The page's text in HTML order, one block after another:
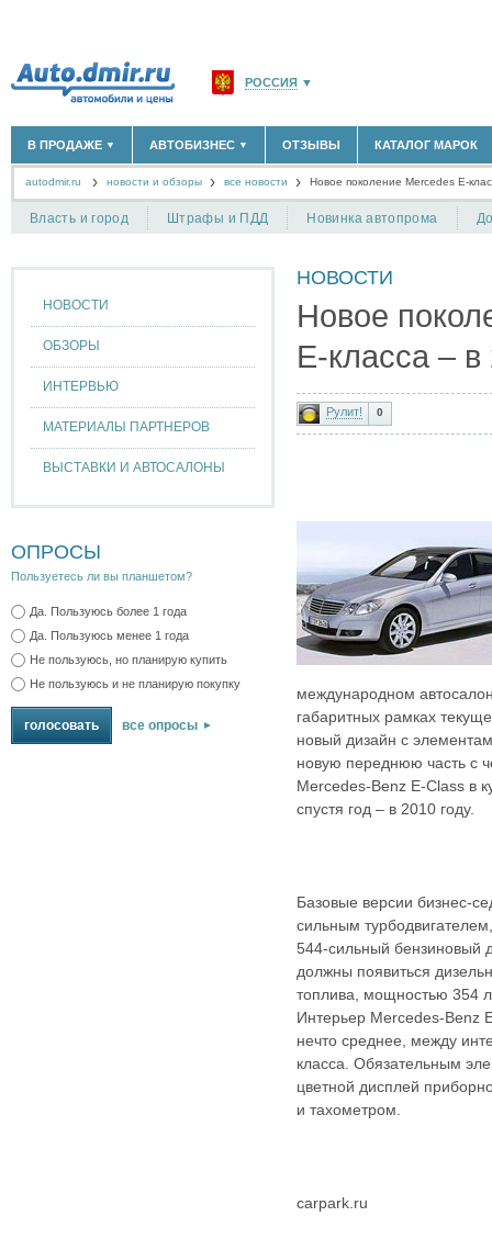
РОССИЯ ▼
САНКТ-ПЕТЕРБУРГ И ОБЛАСТЬ(14298)
КРАСНОДАРСКИЙ КРАЙ(5619)
КРЫМ РЕСПУБЛИКА(412)
В ПРОДАЖЕ ▼
НОВЫЕ АВТОМОБИЛИ(30122)
АВТОМОБИЛИ С ПРОБЕГОМ
АВТОБИЗНЕС ▼
ОФИЦИАЛЬНЫЕ ДИЛЕРЫ(1347)
ТАКСИ(278)
+ ДОБАВИТЬ КОМПАНИЮ
ОТЗЫВЫ КАТАЛОГ МАРОК
autodmir.ru новости и обзоры все новости Новое поколение Mercedes E-
Власть и город Штрафы и ПДД Новинка автопрома
НОВОСТИ
ОБЗОРЫ
ИНТЕРВЬЮ
МАТЕРИАЛЫ ПАРТНЕРОВ
ВЫСТАВКИ И АВТОСАЛОНЫ
ОПРОСЫ
Пользуетесь ли вы планшетом?
Да. Пользуюсь более 1 года
Да. Пользуюсь менее 1 года
Не пользуюсь, но планирую купить
Не пользуюсь и не планирую покупку
все опросы
НОВОСТИ
Новое
E-класса – в
Рулит! 0
международном
габаритных рамках
новый дизайн с
новую переднюю часть с
Mercedes-Benz E-Class в
спустя год – в 2010 году.
Базовые версии бизнес-
сильным
544-сильный бензиновый
должны появиться
топлива, мощностью 354
Интерьер Mercedes-Benz
нечто среднее, между
класса. Обязательным
цветной дисплей
и тахометром.
carpark.ru